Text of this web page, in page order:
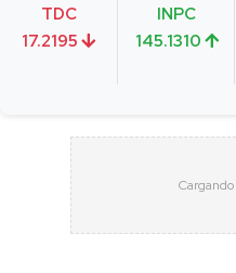
TDC
17.2195
INPC
145.1310